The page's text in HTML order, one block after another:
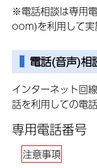
※電話相談は専用
oom)を利用して実
電話(音声)相
インターネット回
話を利用しての電
専用電話番号
注意事項